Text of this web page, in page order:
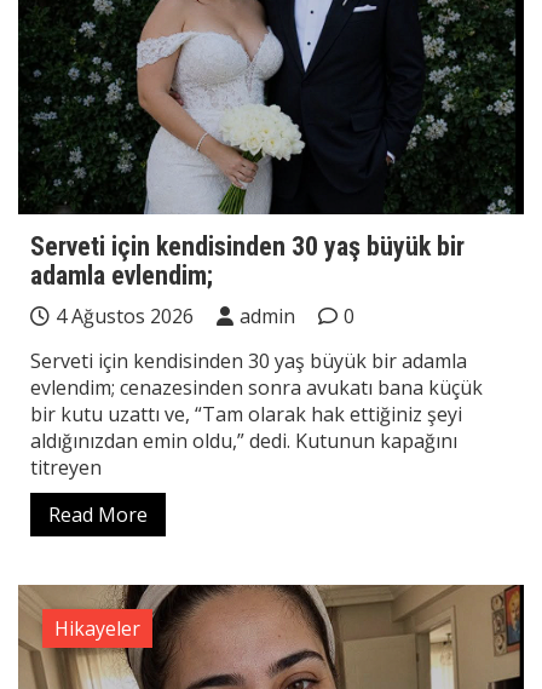
Serveti için kendisinden 30 yaş büyük bir
adamla evlendim;
4 Ağustos 2026 admin
0
Serveti için kendisinden 30 yaş büyük bir adamla
evlendim; cenazesinden sonra avukatı bana küçük
bir kutu uzattı ve, “Tam olarak hak ettiğiniz şeyi
aldığınızdan emin oldu,” dedi. Kutunun kapağını
titreyen
Read More
Hikayeler